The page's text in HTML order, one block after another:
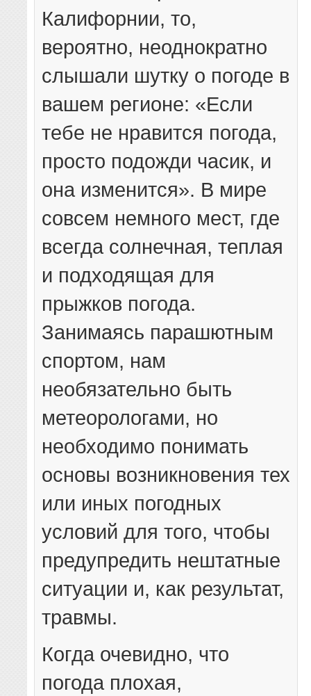
Калифорнии, то,
вероятно, неоднократно
слышали шутку о погоде в
вашем регионе: «Если
тебе не нравится погода,
просто подожди часик, и
она изменится». В мире
совсем немного мест, где
всегда солнечная, теплая
и подходящая для
прыжков погода.
Занимаясь парашютным
спортом, нам
необязательно быть
метеорологами, но
необходимо понимать
основы возникновения тех
или иных погодных
условий для того, чтобы
предупредить нештатные
ситуации и, как результат,
травмы.
Когда очевидно, что
погода плохая,